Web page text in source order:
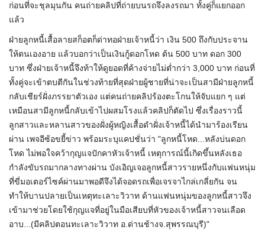
ก่อนที่จะชุลมุนกัน คนถ่ายคลิปที่ถ่ายบนรถจึงลงรถมา ทั้งคู่ก็แยกออก
แล้ว
ฝ่ายลูกหนี้เสื้อลายสก็อตก็ด่าทอฝ่ายเจ้าหนี้ว่า เงิน 500 ถึงกับประจาน
ให้ตนเองอาย แล้วบอกว่าเป็นเงินกู้ดอกโหด ต้น 500 บาท ดอก 300
บาท ซึ่งฝ่ายเจ้าหนี้จึงท้าให้ดูยอดที่ค้างจ่ายไม่ต่ำกว่า 3,000 บาท ก่อนที่
ทั้งคู่จะเข้าตบตีกันในช่วงท้ายที่สุดฝ่ายผู้ชายที่น่าจะเป็นสามีฝ่ายลูกหนี้
กลับเชียร์ฝั่งภรรยาตัวเอง แต่คนถ่ายคลิปร้องตะโกนให้จับแยก ๆ แต่
เหมือนสามีลูกหนี้กลับเข้าไปผสมโรงแล้วคลิปก็ตัดไป ซึ่งเรื่องราวนี้
ลูกสาวและหลานสาวของฝั่งผู้หญิงเสื้อดำฝั่งเจ้าหนี้ได้นำมาร้องเรียน
ผ่าน เพจอีซ้อขยี้ข่าว พร้อมระบุแคปชั่นว่า "ลูกหนี้โหด...หลังบ่นดอก
โหด ไม่พอใจคว้ากุญแจปักคาหัวเจ้าหนี้ เหตุการณ์นี้เกิดขึ้นหลังเธอ
กำลังขับรถมากลางทางผ่าน บังเอิญเจอลูกหนี้สาวรายหนึ่งกับแฟนหนุ่ม
ที่ขี่มอเตอร์ไซค์ผ่านมาพอดีจึงได้จอดรถเพื่อเจรจาไกล่เกลี่ยกัน จน
ทำให้บานปลายเป็นเหตุทะเลาะวิวาท ด้านแฟนหนุ่มของลูกหนี้สาวจึง
เข้ามาช่วยโดยใช้กุญแจที่อยู่ในมือเสียบที่หัวของเจ้าหนี้สาวจนเลือด
อาบ...(มีคลิปตอนทะเลาะวิวาท อ.ด่านช้างจ.สุพรรณบุรี)"